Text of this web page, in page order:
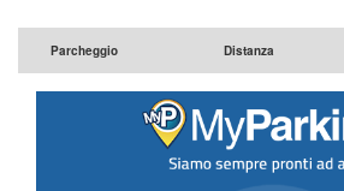
Parcheggio Distanza